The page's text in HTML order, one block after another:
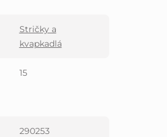
Stričky a
kvapkadlá
15
290253